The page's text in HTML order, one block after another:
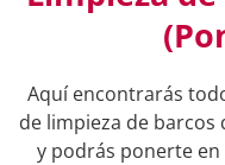
Aquí encontrarás
de limpieza de barcos
y podrás ponerte